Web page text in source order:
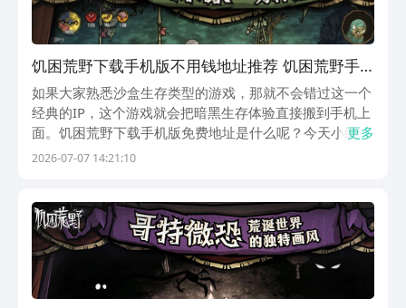
饥困荒野下载手机版不用钱地址推荐 饥困荒野手
机版在哪下载
如果大家熟悉沙盒生存类型的游戏，那就不会错过这一个
经典的IP，这个游戏就会把暗黑生存体验直接搬到手机上
面。饥困荒野下载手机版免费地址是什么呢？今天小编就
为大家来分享一下。这款游戏就会保留老玩家熟悉的乐
约...
更多
2026-07-07 14:21:10